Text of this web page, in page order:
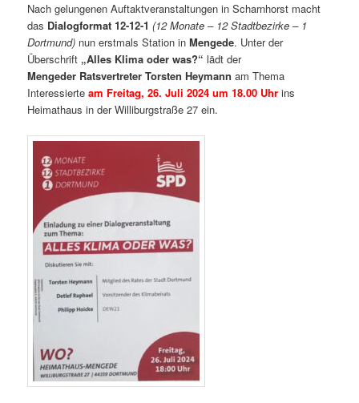
Nach gelungenen Auftaktveranstaltungen in Scharnhorst macht
das Dialogformat 12-12-1(12 Monate – 12 Stadtbezirke – 1
Dortmund) nun erstmals Station inMengede. Unter der
Überschrift „Alles Klima oder was?“ lädt der
Mengeder Ratsvertreter Torsten Heymann am Thema
Interessierteam Freitag, 26. Juli 2024 um 18.00 Uhr ins
Heimathaus in der Williburgstraße 27 ein.